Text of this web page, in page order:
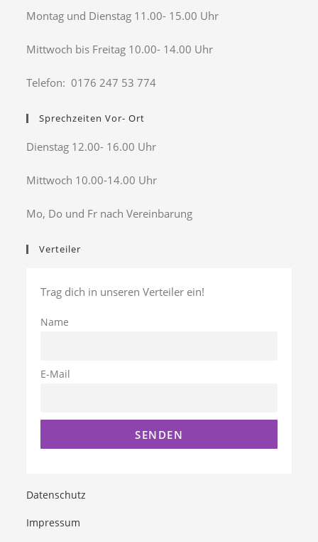
Montag und Dienstag 11.00- 15.00 Uhr
Mittwoch bis Freitag 10.00- 14.00 Uhr
Telefon: 0176 247 53 774
Sprechzeiten Vor- Ort
Dienstag 12.00- 16.00 Uhr
Mittwoch 10.00-14.00 Uhr
Mo, Do und Fr nach Vereinbarung
Verteiler
Trag dich in unseren Verteiler ein!
Name
E-Mail
Datenschutz
Impressum